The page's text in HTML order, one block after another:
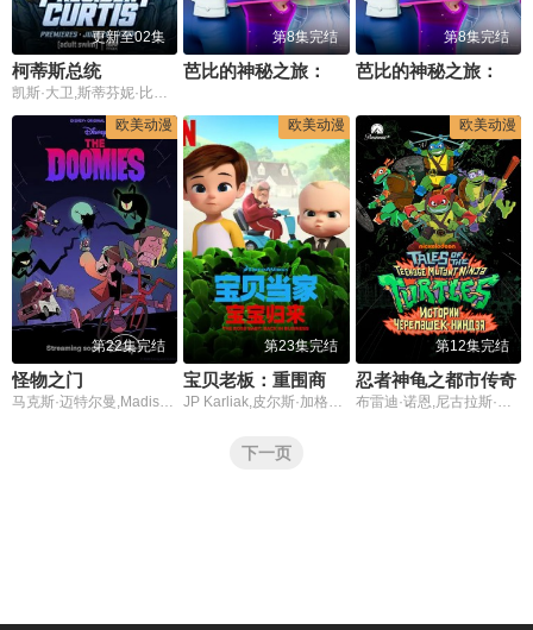
更新至02集
柯蒂斯总统
凯斯·大卫,斯蒂芬妮·比翠丝,吉姆·拉什,丹·巴克达尔,凯尔茜·斯科特
第8集完结 第8集完结
欧美动漫
第22集完结
怪物之门
马克斯·迈特尔曼,Madison Calderon,Noel Gibson,乔恩·贝利,泽赫拉·法扎勒
欧美动漫
第23集完结
JP Karliak,皮尔斯·加格农,凯文·迈克尔·理查德森,Alex Cazares
欧美动漫
第12集完结
忍者神龟之都市传奇
布雷迪·诺恩,尼古拉斯·坎图,迈克·艾贝,小肖恩·布朗,阿尤·艾德维利
下一页